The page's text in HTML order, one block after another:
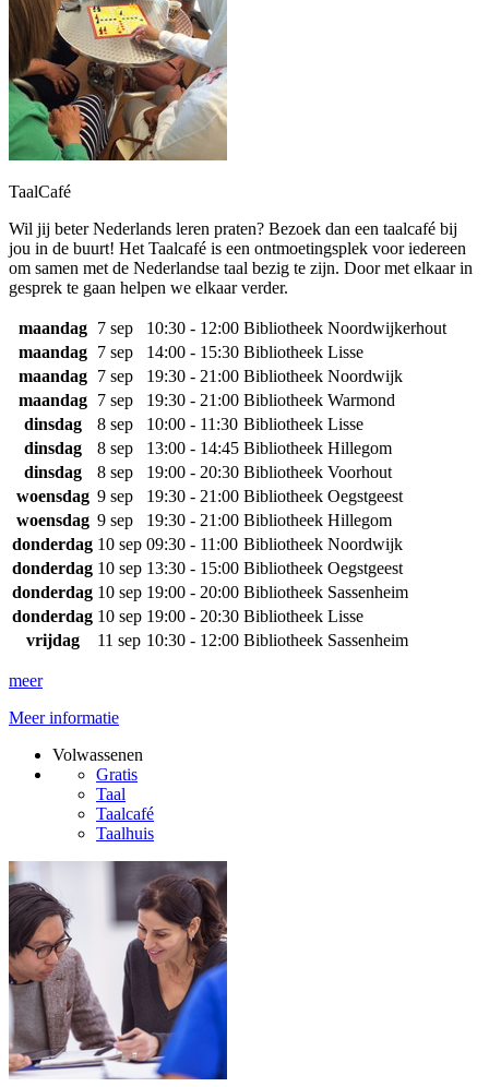
TaalCafé
Wil jij beter Nederlands leren praten? Bezoek dan een taalcafé bij
jou in de buurt! Het Taalcafé is een ontmoetingsplek voor iedereen
om samen met de Nederlandse taal bezig te zijn. Door met elkaar in
gesprek te gaan helpen we elkaar verder.
maandag 7 sep 10:30 - 12:00 Bibliotheek Noordwijkerhout
maandag
7 sep 14:00 - 15:30 Bibliotheek Lisse
maandag
7 sep 19:30 - 21:00 Bibliotheek Noordwijk
maandag
7 sep 19:30 - 21:00 Bibliotheek Warmond
dinsdag
8 sep 10:00 - 11:30 Bibliotheek Lisse
dinsdag
8 sep 13:00 - 14:45 Bibliotheek Hillegom
dinsdag
8 sep 19:00 - 20:30 Bibliotheek Voorhout
woensdag 9 sep 19:30 - 21:00 Bibliotheek Oegstgeest
woensdag 9 sep 19:30 - 21:00 Bibliotheek Hillegom
donderdag 10 sep 09:30 - 11:00 Bibliotheek Noordwijk
donderdag 10 sep 13:30 - 15:00 Bibliotheek Oegstgeest
donderdag 10 sep 19:00 - 20:00 Bibliotheek Sassenheim
donderdag 10 sep 19:00 - 20:30 Bibliotheek Lisse
vrijdag
11 sep 10:30 - 12:00 Bibliotheek Sassenheim
meer
Meer informatie
Volwassenen
Gratis
Taal
Taalcafé
Taalhuis